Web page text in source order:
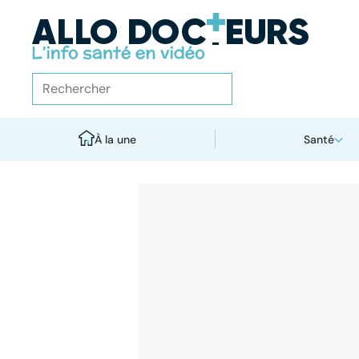
À la une Santé